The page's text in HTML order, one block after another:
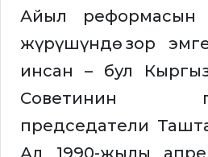
Айыл реформасын
жүрүшүндө зор
инсан – бул
Советинин
председатели